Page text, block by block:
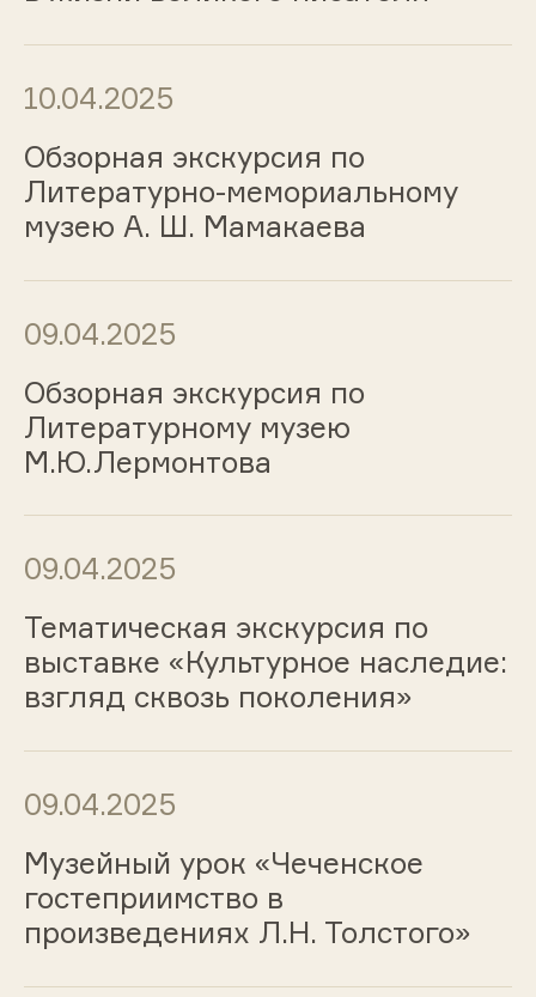
10.04.2025
Обзорная экскурсия по
Литературно-мемориальному
музею А. Ш. Мамакаева
09.04.2025
Обзорная экскурсия по
Литературному музею
М.Ю.Лермонтова
09.04.2025
Тематическая экскурсия по
выставке «Культурное наследие:
взгляд сквозь поколения»
09.04.2025
Музейный урок «Чеченское
гостеприимство в
произведениях Л.Н. Толстого»